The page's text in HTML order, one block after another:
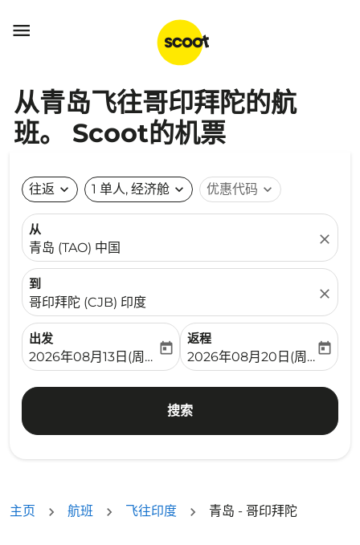

从青岛飞往哥印拜陀的航
班。 Scoot的机票
往返 expand_more 1 单人, 经济舱 expand_more 优惠代码 expand_more
从
青岛 (TAO) 中国
close
到
哥印拜陀 (CJB) 印度
close
出发
fc-booking-departure-date-aria-label
2026年08月13日(周四)
today
返程
fc-booking-return-date-
2026年08月20日(周四)
today
搜索
主页 航班 飞往印度 青岛 - 哥印拜陀